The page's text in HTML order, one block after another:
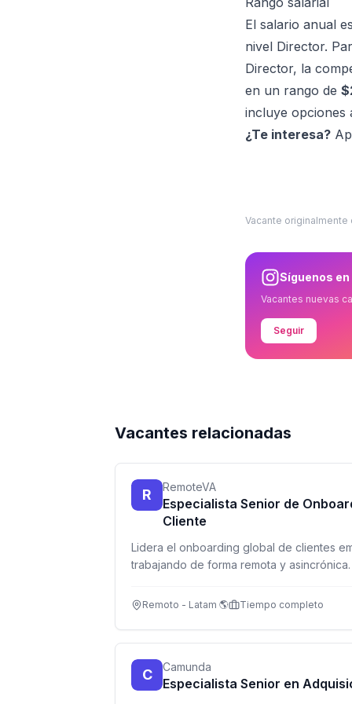
El salario anual
nivel Director.
Director, la
en un rango de
incluye opciones
¿Te interesa?
Vacante
Síguenos
Vacantes nuevas
Seguir
Vacantes relacionadas
R RemoteVA
Especialista Senior de
Cliente
Lidera el onboarding global de clientes
trabajando de forma remota y
Remoto - Latam 🌎 Tiempo completo
C Camunda
Especialista Senior en